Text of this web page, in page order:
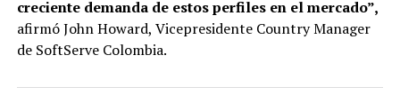
creciente demanda de estos perfiles en el mercado”,
afirmó John Howard, Vicepresidente Country Manager
de SoftServe Colombia.